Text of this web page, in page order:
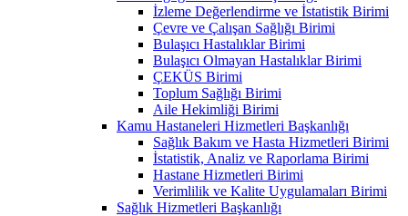
İzleme Değerlendirme ve İstatistik Birimi
Çevre ve Çalışan Sağlığı Birimi
Bulaşıcı Hastalıklar Birimi
Bulaşıcı Olmayan Hastalıklar Birimi
ÇEKÜS Birimi
Toplum Sağlığı Birimi
Aile Hekimliği Birimi
Kamu Hastaneleri Hizmetleri Başkanlığı
Sağlık Bakım ve Hasta Hizmetleri Birimi
İstatistik, Analiz ve Raporlama Birimi
Hastane Hizmetleri Birimi
Verimlilik ve Kalite Uygulamaları Birimi
Sağlık Hizmetleri Başkanlığı